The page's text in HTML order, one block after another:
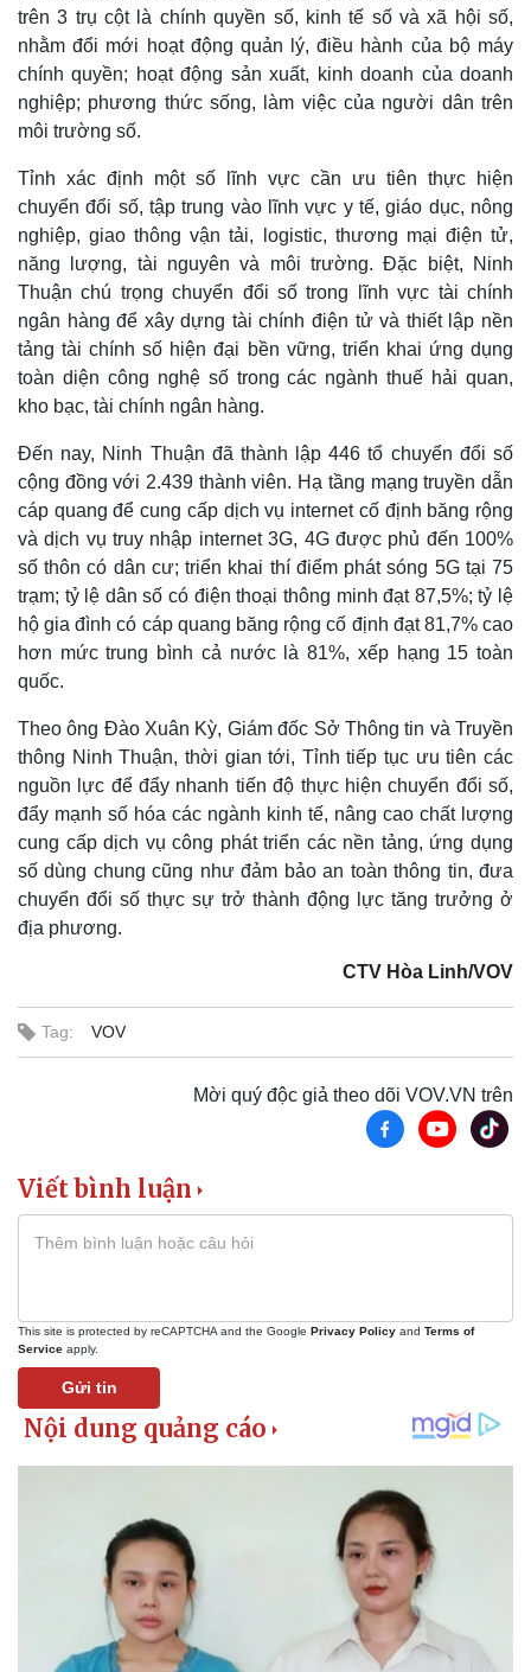
Doanh nghiệp
Thông tin doanh nghiệp
Doanh nghiệp 24h
Doanh nhân
Vì cộng đồng
Công nghệ
Sành điệu
Chuyển đổi số
Sức khỏe
Dinh dưỡng - món ngon
Làm đẹp - giảm cân
Phòng mạch online
Ăn sạch sống khỏe
trên 3 trụ cột là chính quyền số, kinh tế số và xã hội số,
nhằm đổi mới hoạt động quản lý, điều hành của bộ máy
chính quyền; hoạt động sản xuất, kinh doanh của doanh
nghiệp; phương thức sống, làm việc của người dân trên
môi trường số.
Tỉnh xác định một số lĩnh vực cần ưu tiên thực hiện
chuyển đổi số, tập trung vào lĩnh vực y tế, giáo dục, nông
nghiệp, giao thông vận tải, logistic, thương mại điện tử,
năng lượng, tài nguyên và môi trường. Đặc biệt, Ninh
Thuận chú trọng chuyển đổi số trong lĩnh vực tài chính
ngân hàng để xây dựng tài chính điện tử và thiết lập nền
tảng tài chính số hiện đại bền vững, triển khai ứng dụng
toàn diện công nghệ số trong các ngành thuế hải quan,
kho bạc, tài chính ngân hàng.
Đến nay, Ninh Thuận đã thành lập 446 tổ chuyển đổi số
cộng đồng với 2.439 thành viên. Hạ tầng mạng truyền dẫn
cáp quang để cung cấp dịch vụ internet cố định băng rộng
và dịch vụ truy nhập internet 3G, 4G được phủ đến 100%
số thôn có dân cư; triển khai thí điểm phát sóng 5G tại 75
trạm; tỷ lệ dân số có điện thoại thông minh đạt 87,5%; tỷ lệ
hộ gia đình có cáp quang băng rộng cố định đạt 81,7% cao
hơn mức trung bình cả nước là 81%, xếp hạng 15 toàn
quốc.
Theo ông Đào Xuân Kỳ, Giám đốc Sở Thông tin và Truyền
thông Ninh Thuận, thời gian tới, Tỉnh tiếp tục ưu tiên các
nguồn lực để đẩy nhanh tiến độ thực hiện chuyển đổi số,
đẩy mạnh số hóa các ngành kinh tế, nâng cao chất lượng
cung cấp dịch vụ công phát triển các nền tảng, ứng dụng
số dùng chung cũng như đảm bảo an toàn thông tin, đưa
chuyển đổi số thực sự trở thành động lực tăng trưởng ở
địa phương.
CTV Hòa Linh/VOV
Tag: VOV
Mời quý độc giả theo dõi VOV.VN trên
Viết bình luận
This site is protected by reCAPTCHA and the Google Privacy Policy and Terms of
Service apply.
Gửi tin